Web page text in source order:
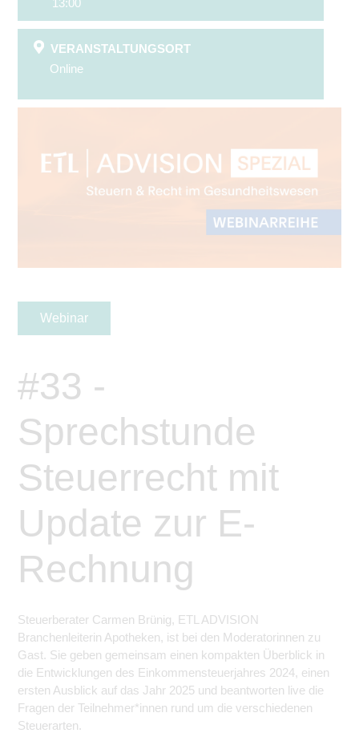
VERANSTALTUNGSORT
Online
Webinar
#33 -
Sprechstunde
Steuerrecht mit
Update zur E-
Rechnung
Steuerberater Carmen Brünig, ETL ADVISION
Branchenleiterin Apotheken, ist bei den Moderatorinnen zu
Gast. Sie geben gemeinsam einen kompakten Überblick in
die Entwicklungen des Einkommensteuerjahres 2024, einen
ersten Ausblick auf das Jahr 2025 und beantworten live die
Fragen der Teilnehmer*innen rund um die verschiedenen
Steuerarten.